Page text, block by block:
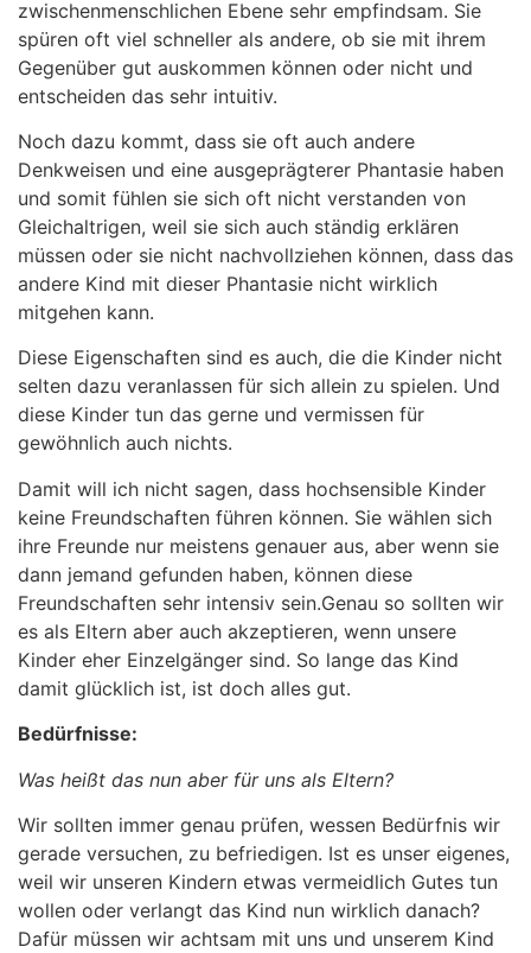
zwischenmenschlichen Ebene sehr empfindsam. Sie
spüren oft viel schneller als andere, ob sie mit ihrem
Gegenüber gut auskommen können oder nicht und
entscheiden das sehr intuitiv.
Noch dazu kommt, dass sie oft auch andere
Denkweisen und eine ausgeprägterer Phantasie haben
und somit fühlen sie sich oft nicht verstanden von
Gleichaltrigen, weil sie sich auch ständig erklären
müssen oder sie nicht nachvollziehen können, dass das
andere Kind mit dieser Phantasie nicht wirklich
mitgehen kann.
Diese Eigenschaften sind es auch, die die Kinder nicht
selten dazu veranlassen für sich allein zu spielen. Und
diese Kinder tun das gerne und vermissen für
gewöhnlich auch nichts.
Damit will ich nicht sagen, dass hochsensible Kinder
keine Freundschaften führen können. Sie wählen sich
ihre Freunde nur meistens genauer aus, aber wenn sie
dann jemand gefunden haben, können diese
Freundschaften sehr intensiv sein.Genau so sollten wir
es als Eltern aber auch akzeptieren, wenn unsere
Kinder eher Einzelgänger sind. So lange das Kind
damit glücklich ist, ist doch alles gut.
Bedürfnisse:
Was heißt das nun aber für uns als Eltern?
Wir sollten immer genau prüfen, wessen Bedürfnis wir
gerade versuchen, zu befriedigen. Ist es unser eigenes,
weil wir unseren Kindern etwas vermeidlich Gutes tun
wollen oder verlangt das Kind nun wirklich danach?
Dafür müssen wir achtsam mit uns und unserem Kind